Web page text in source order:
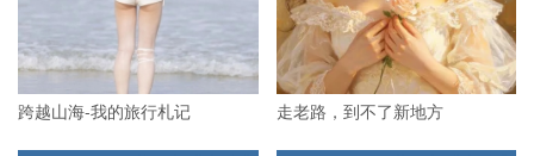
跨越山海-我的旅行札记 走老路，到不了新地方